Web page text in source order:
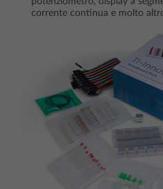
corrente continua e molto